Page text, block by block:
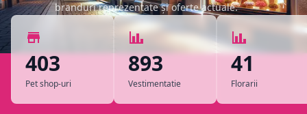
branduri reprezentate și oferte actuale.
403
Pet shop-uri
893
Vestimentatie
41
Florarii